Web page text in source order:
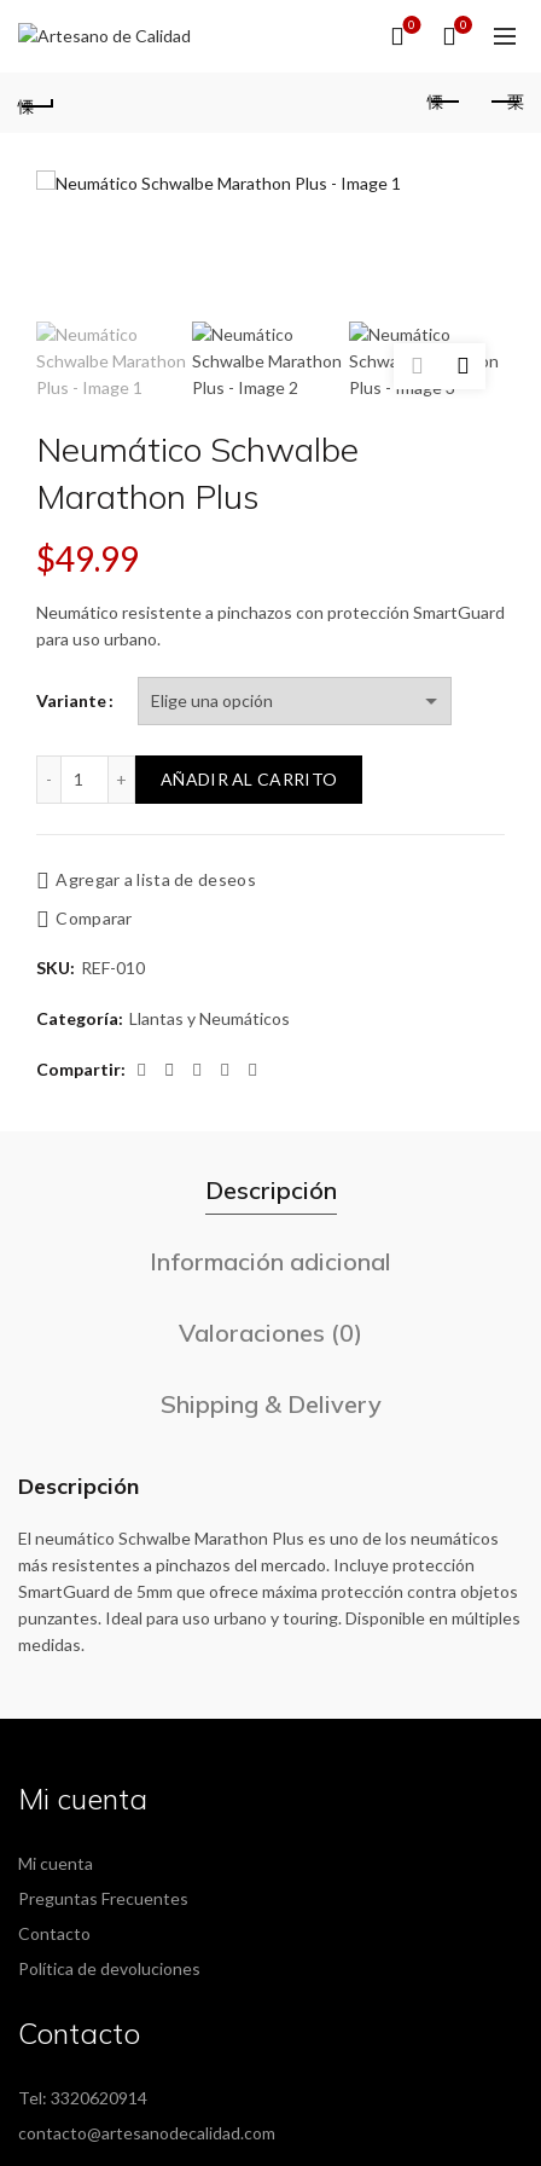
0 0
Neumático Schwalbe
Marathon Plus
$49.99
Neumático resistente a pinchazos con protección SmartGuard
para uso urbano.
Variante
Neumático Schwalbe Marathon Plus cantidad
AÑADIR AL CARRITO
Agregar a lista de deseos
Comparar
SKU: REF-010
Categoría: Llantas y Neumáticos
Compartir
Descripción
Información adicional
Valoraciones (0)
Shipping & Delivery
Descripción
El neumático Schwalbe Marathon Plus es uno de los neumáticos
más resistentes a pinchazos del mercado. Incluye protección
SmartGuard de 5mm que ofrece máxima protección contra objetos
punzantes. Ideal para uso urbano y touring. Disponible en múltiples
medidas.
Mi cuenta
Mi cuenta
Preguntas Frecuentes
Contacto
Política de devoluciones
Contacto
Tel: 3320620914
contacto@artesanodecalidad.com